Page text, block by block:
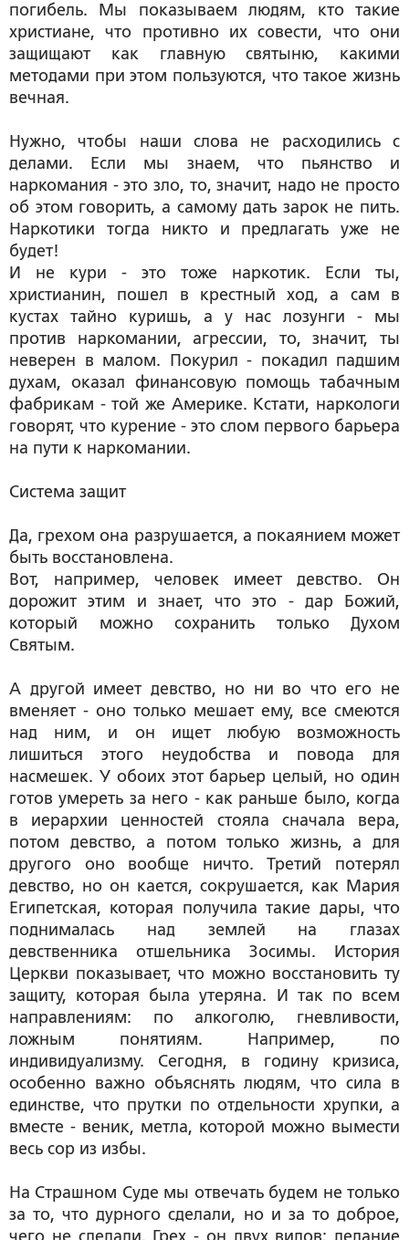
погибель. Мы показываем людям, кто такие
христиане, что противно их совести, что они
защищают как главную святыню, какими
методами при этом пользуются, что такое жизнь
вечная.
Нужно, чтобы наши слова не расходились с
делами. Если мы знаем, что пьянство и
наркомания - это зло, то, значит, надо не просто
об этом говорить, а самому дать зарок не пить.
Наркотики тогда никто и предлагать уже не
будет!
И не кури - это тоже наркотик. Если ты,
христианин, пошел в крестный ход, а сам в
кустах тайно куришь, а у нас лозунги - мы
против наркомании, агрессии, то, значит, ты
неверен в малом. Покурил - покадил падшим
духам, оказал финансовую помощь табачным
фабрикам - той же Америке. Кстати, наркологи
говорят, что курение - это слом первого барьера
на пути к наркомании.
Система защит
Да, грехом она разрушается, а покаянием может
быть восстановлена.
Вот, например, человек имеет девство. Он
дорожит этим и знает, что это - дар Божий,
который можно сохранить только Духом
Святым.
А другой имеет девство, но ни во что его не
вменяет - оно только мешает ему, все смеются
над ним, и он ищет любую возможность
лишиться этого неудобства и повода для
насмешек. У обоих этот барьер целый, но один
готов умереть за него - как раньше было, когда
в иерархии ценностей стояла сначала вера,
потом девство, а потом только жизнь, а для
другого оно вообще ничто. Третий потерял
девство, но он кается, сокрушается, как Мария
Египетская, которая получила такие дары, что
поднималась над землей на глазах
девственника отшельника Зосимы. История
Церкви показывает, что можно восстановить ту
защиту, которая была утеряна. И так по всем
направлениям: по алкоголю, гневливости,
ложным понятиям. Например, по
индивидуализму. Сегодня, в годину кризиса,
особенно важно объяснять людям, что сила в
единстве, что прутки по отдельности хрупки, а
вместе - веник, метла, которой можно вымести
весь сор из избы.
На Страшном Суде мы отвечать будем не только
за то, что дурного сделали, но и за то доброе,
чего не сделали. Грех - он двух видов: делание